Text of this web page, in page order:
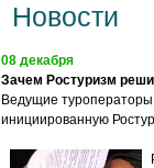
Новости
08 декабря
Зачем Ростуризм
Ведущие
инициированную